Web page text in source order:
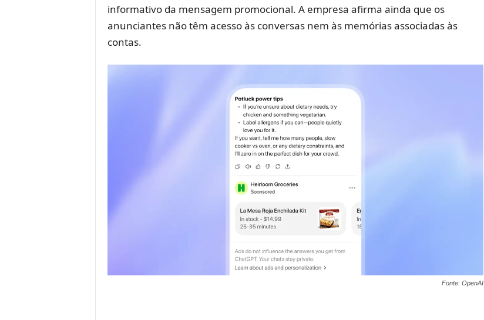
informativo da mensagem promocional. A empresa afirma ainda que os
anunciantes não têm acesso às conversas nem às memórias associadas às
contas.
Fonte: OpenAI